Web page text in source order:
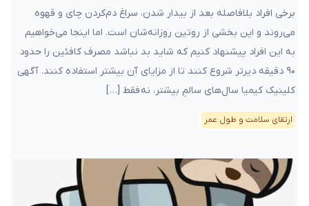
برخی افراد بلافاصله بعد از بیدار شدن، سراغ دم‌کردن چای و قهوه
می‌روند و این بخشی از روتین روزانه‌شان است. اما اینجا می‌خواهیم
به این افراد پیشنهاد کنیم که شاید بد نباشد مصرف کافئین را حدود
۹۰ دقیقه دیرتر شروع کنند تا از مزایای آن بیشتر استفاده کنند. آگهی
کلینیک کیمیا سال‌های سالمِ بیشتر، نه فقط […]
ارتقای سلامت و طول عمر